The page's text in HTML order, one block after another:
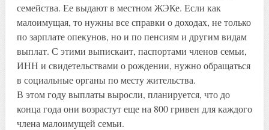
семейства. Ее выдают в местном ЖЭКе. Если как
малоимущая, то нужны все справки о доходах, не только
по зарплате опекунов, но и по пенсиям и другим видам
выплат. С этими выпискаит, паспортами членов семьи,
ИНН и свидетельствами о рождении, нужно обращаться
в социальные органы по месту жительства.
В этом году выплаты выросли, планируется, что до
конца года они возрастут еще на 800 гривен для каждого
члена малоимущей семьи.